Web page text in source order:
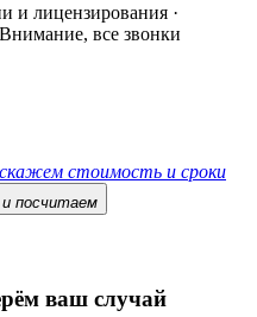
и лицензирования ·
Внимание, все звонки
стоимость и сроки
посчитаем
ваш случай